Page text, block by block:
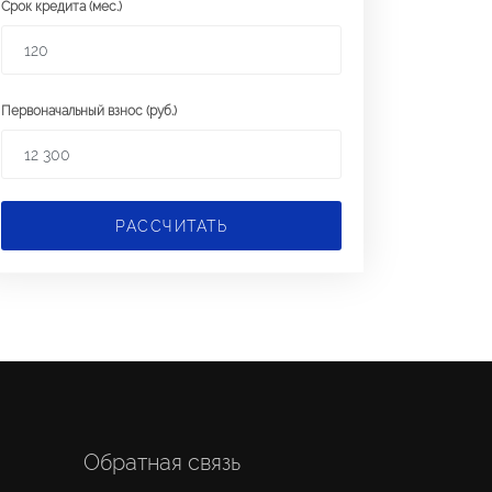
Срок кредита (мес.)
Первоначальный взнос (руб.)
РАССЧИТАТЬ
Обратная связь